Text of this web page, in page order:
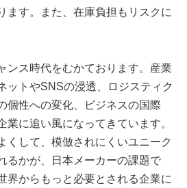
ます。また、在庫負担もリスクに
ンス時代をむかております。産業
ットやSNSの浸透、ロジスティク
個性への変化、ビジネスの国際
業に追い風になってきています。
くして、模倣されにくいユニーク
るかが、日本メーカーの課題で
界からもっと必要とされる企業に